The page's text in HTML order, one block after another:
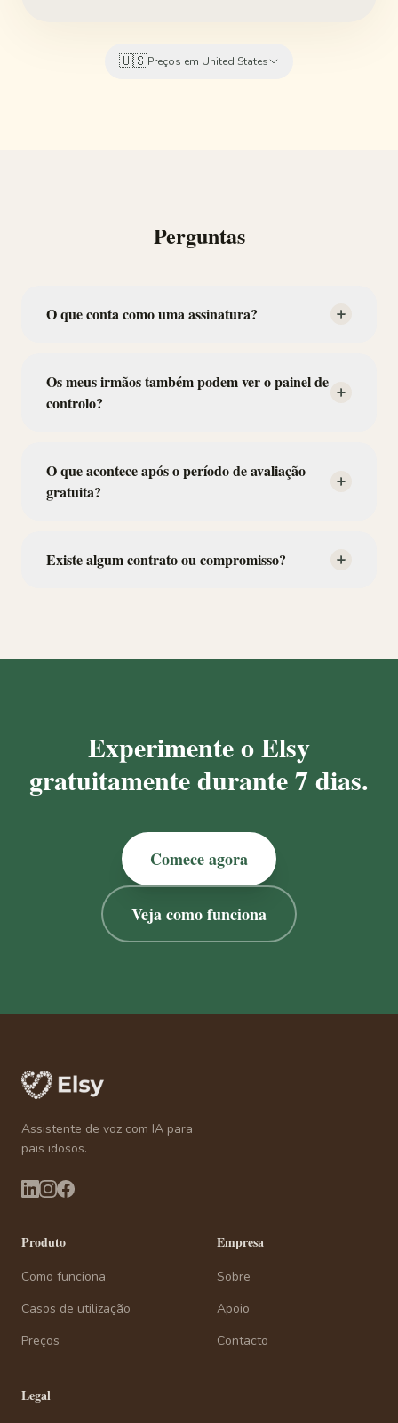
🇺🇸Preços em United States
Perguntas
O que conta como uma assinatura?
Os meus irmãos também podem ver o painel de
controlo?
O que acontece após o período de avaliação
gratuita?
Existe algum contrato ou compromisso?
Experimente o Elsy
gratuitamente durante 7 dias.
Comece agora
Veja como funciona
Assistente de voz com IA para
pais idosos.
Produto
Como funciona
Casos de utilização
Preços
Empresa
Sobre
Apoio
Contacto
Legal